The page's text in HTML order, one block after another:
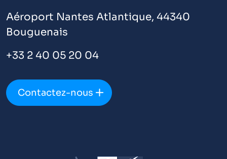
Aéroport Nantes Atlantique, 44340
Bouguenais
+33 2 40 05 20 04
Contactez-nous